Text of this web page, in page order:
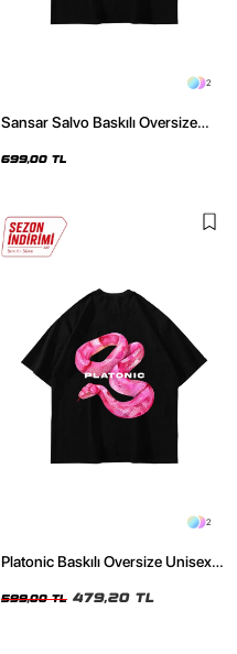
2
Sansar Salvo Baskılı Oversize
699,00 TL
2
Platonic Baskılı Oversize Unisex
599,00 TL 479,20 TL